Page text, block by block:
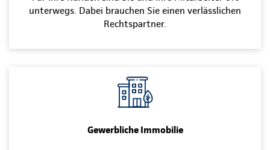
unterwegs. Dabei brauchen Sie einen verlässlichen
Rechtspartner.
Gewerbliche Immobilie